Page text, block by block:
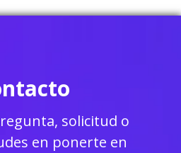
solicitud o
en ponerte en